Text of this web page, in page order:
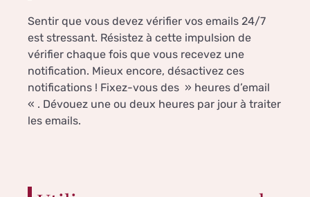
Sentir que vous devez vérifier vos emails 24/7
est stressant. Résistez à cette impulsion de
vérifier chaque fois que vous recevez une
notification. Mieux encore, désactivez ces
notifications ! Fixez-vous des » heures d’email
« . Dévouez une ou deux heures par jour à traiter
les emails.